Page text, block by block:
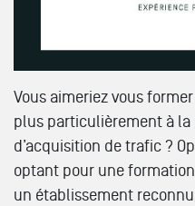
Vous aimeriez vous
plus particulièrement à
d’acquisition de trafic ?
optant pour une
un établissement reconnu